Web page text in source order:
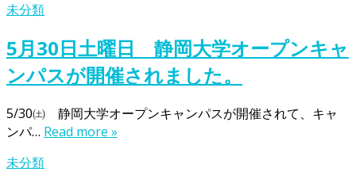
未分類
5月30日土曜日 静岡大学オープンキャ
ンパスが開催されました。
5/30㈯ 静岡大学オープンキャンパスが開催されて、キャ
ンパ… Read more »
未分類